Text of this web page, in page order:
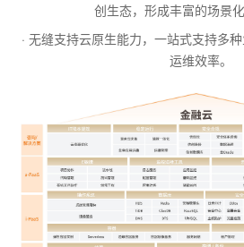
创生态，形成丰富的场景化
· 无缝支持云原生能力，一站式支持多
运维效率。